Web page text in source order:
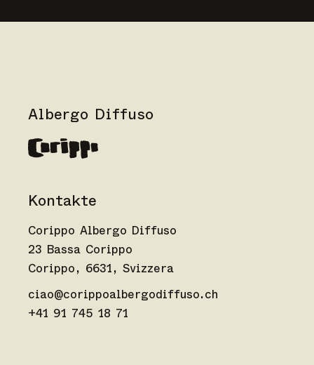
Albergo Diffuso
Kontakte
Corippo Albergo Diffuso
23 Bassa Corippo
Corippo, 6631, Svizzera
ciao@corippoalbergodiffuso.ch
+41 91 745 18 71